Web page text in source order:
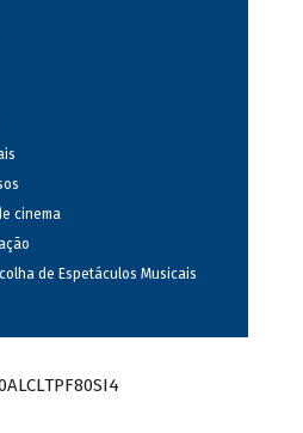
cinema
de Espetáculos Musicais